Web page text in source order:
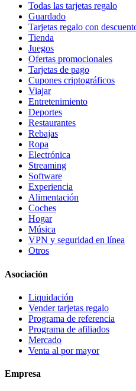
Todas las tarjetas regalo
Guardado
Tarjetas regalo con
Tienda
Juegos
Ofertas promocionales
Tarjetas de pago
Cupones criptográficos
Viajar
Entretenimiento
Deportes
Restaurantes
Rebajas
Ropa
Electrónica
Streaming
Software
Experiencia
Alimentación
Coches
Hogar
Música
VPN y seguridad en línea
Otros
Asociación
Liquidación
Vender tarjetas regalo
Programa de referencia
Programa de afiliados
Mercado
Venta al por mayor
Empresa